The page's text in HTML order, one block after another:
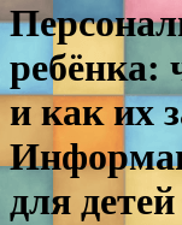
ребёнка:
и как их
для